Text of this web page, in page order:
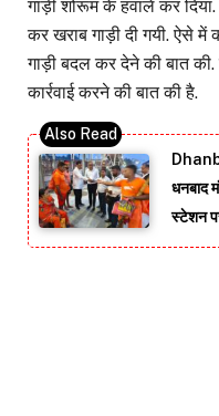
गाड़ी शोरूम के हवाले कर
कर खराब गाड़ी दी गयी. ऐसे में
गाड़ी बदल कर देने की बात
कार्रवाई करने की बात की है.
धनबाद
स्टेशन